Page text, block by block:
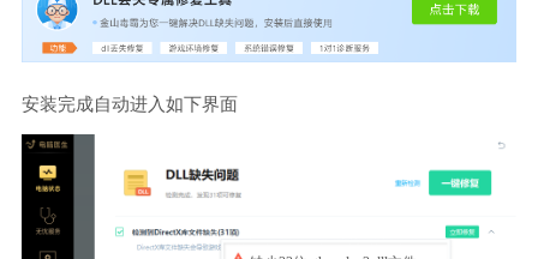
安装完成自动进入如下界面